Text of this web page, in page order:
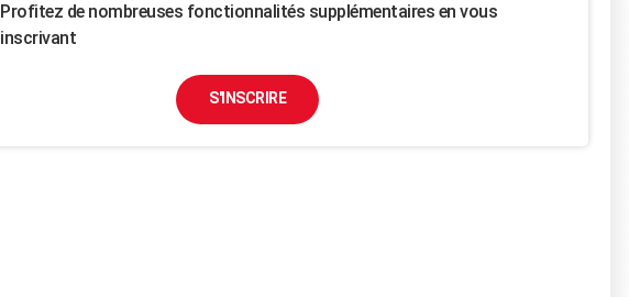
Profitez de nombreuses fonctionnalités supplémentaires en vous
inscrivant
S'INSCRIRE